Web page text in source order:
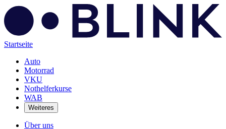
Startseite
Auto
Motorrad
VKU
Nothelferkurse
WAB
Weiteres
Über uns